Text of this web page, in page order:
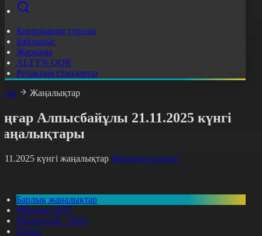
Корпорация туралы
Байланыс
Жарнама
ALTYN QOR
Редакция стандарты
Жаңалықтар
Алпысбайұлы 21.11.2025 күнгі
күнгі жаңалықтар Фильтрді тазалау
Барлық жаңалықтар
#Жолдау 2025
#Құрылтай - 2026
#Апта